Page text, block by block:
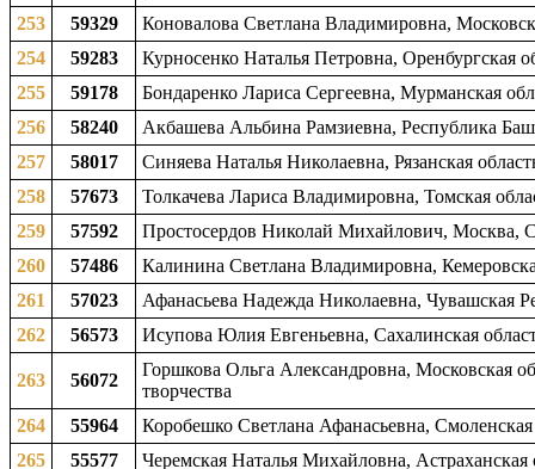
253
59329
Коновалова Светлана Владимировна,
254
59283
Курносенко Наталья Петровна,
255
59178
Бондаренко Лариса Сергеевна, Мурманская
256
58240
Акбашева Альбина Рамзиевна, Республика
257
58017
Синяева Наталья Николаевна, Рязанская
258
57673
Толкачева Лариса Владимировна, Томская
259
57592
Простосердов Николай Михайлович,
260
57486
Калинина Светлана Владимировна,
261
57023
Афанасьева Надежда Николаевна, Чувашская
262
56573 Исупова Юлия Евгеньевна, Сахалинская
263 56072
Горшкова Ольга Александровна, Московская
творчества
264
55964
Коробешко Светлана Афанасьевна,
265
55577 Черемская Наталья Михайловна,